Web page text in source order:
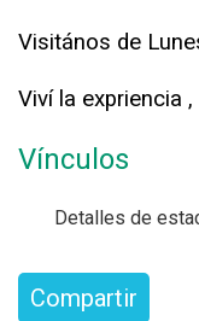
Visitános de
Viví la expriencia
Vínculos
Detalles de
Compartir